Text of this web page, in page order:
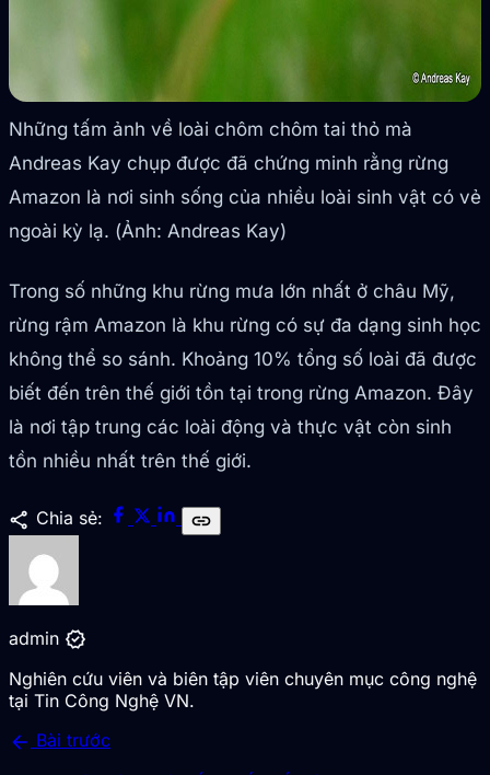
Những tấm ảnh về loài chôm chôm tai thỏ mà
Andreas Kay chụp được đã chứng minh rằng rừng
Amazon là nơi sinh sống của nhiều loài sinh vật có vẻ
ngoài kỳ lạ. (Ảnh: Andreas Kay)
Trong số những khu rừng mưa lớn nhất ở châu Mỹ,
rừng rậm Amazon là khu rừng có sự đa dạng sinh học
không thể so sánh. Khoảng 10% tổng số loài đã được
biết đến trên thế giới tồn tại trong rừng Amazon. Đây
là nơi tập trung các loài động và thực vật còn sinh
tồn nhiều nhất trên thế giới.
share Chia sẻ: link
admin verified
Nghiên cứu viên và biên tập viên chuyên mục công nghệ
tại Tin Công Nghệ VN.
arrow_back Bài trước